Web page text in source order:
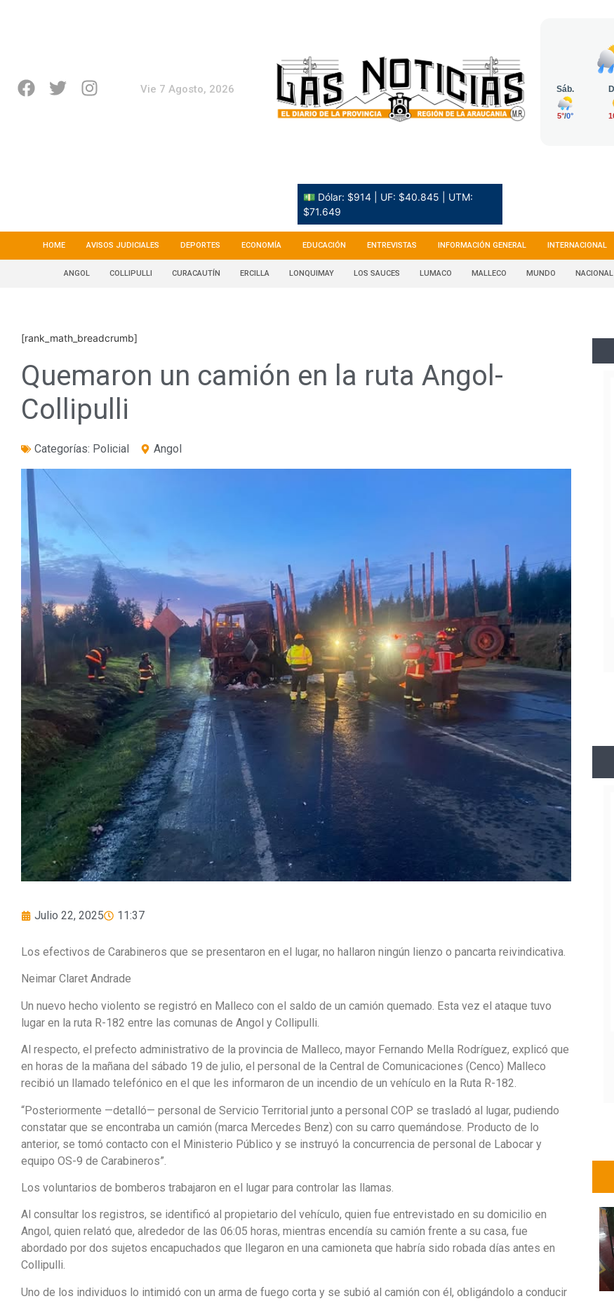
Vie 7 Agosto, 2026
💵 Dólar: $914 | UF: $40.845 | UTM:
$71.649
HOME AVISOS JUDICIALES DEPORTES ECONOMÍA EDUCACIÓN ENTREVISTAS INFORMACIÓN GENERAL INTERNACIONAL
ANGOL COLLIPULLI CURACAUTÍN ERCILLA LONQUIMAY LOS SAUCES LUMACO MALLECO MUNDO NACIONAL
[rank_math_breadcrumb]
Quemaron un camión en la ruta Angol-
Collipulli
Categorías: Policial Angol
Julio 22, 2025 11:37
Los efectivos de Carabineros que se presentaron en el lugar, no hallaron ningún lienzo o pancarta reivindicativa.
Neimar Claret Andrade
Un nuevo hecho violento se registró en Malleco con el saldo de un camión quemado. Esta vez el ataque tuvo
lugar en la ruta R-182 entre las comunas de Angol y Collipulli.
Al respecto, el prefecto administrativo de la provincia de Malleco, mayor Fernando Mella Rodríguez, explicó que
en horas de la mañana del sábado 19 de julio, el personal de la Central de Comunicaciones (Cenco) Malleco
recibió un llamado telefónico en el que les informaron de un incendio de un vehículo en la Ruta R-182.
“Posteriormente —detalló— personal de Servicio Territorial junto a personal COP se trasladó al lugar, pudiendo
constatar que se encontraba un camión (marca Mercedes Benz) con su carro quemándose. Producto de lo
anterior, se tomó contacto con el Ministerio Público y se instruyó la concurrencia de personal de Labocar y
equipo OS-9 de Carabineros”.
Los voluntarios de bomberos trabajaron en el lugar para controlar las llamas.
Al consultar los registros, se identificó al propietario del vehículo, quien fue entrevistado en su domicilio en
Angol, quien relató que, alrededor de las 06:05 horas, mientras encendía su camión frente a su casa, fue
abordado por dos sujetos encapuchados que llegaron en una camioneta que habría sido robada días antes en
Collipulli.
Uno de los individuos lo intimidó con un arma de fuego corta y se subió al camión con él, obligándolo a conducir